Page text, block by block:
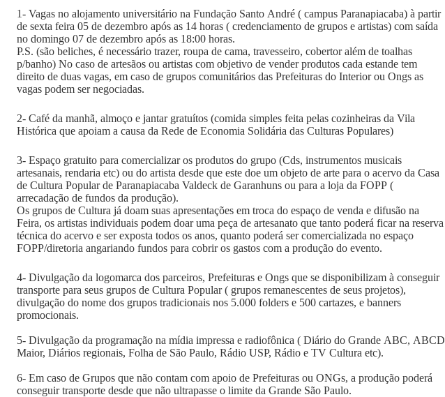
1- Vagas no alojamento universitário na Fundação Santo André ( campus Paranapiacaba) à partir
de sexta feira 05 de dezembro após as 14 horas ( credenciamento de grupos e artistas) com saída
no domingo 07 de dezembro após as 18:00 horas.
P.S. (são beliches, é necessário trazer, roupa de cama, travesseiro, cobertor além de toalhas
p/banho) No caso de artesãos ou artistas com objetivo de vender produtos cada estande tem
direito de duas vagas, em caso de grupos comunitários das Prefeituras do Interior ou Ongs as
vagas podem ser negociadas.
2- Café da manhã, almoço e jantar gratuítos (comida simples feita pelas cozinheiras da Vila
Histórica que apoiam a causa da Rede de Economia Solidária das Culturas Populares)
3- Espaço gratuito para comercializar os produtos do grupo (Cds, instrumentos musicais
artesanais, rendaria etc) ou do artista desde que este doe um objeto de arte para o acervo da Casa
de Cultura Popular de Paranapiacaba Valdeck de Garanhuns ou para a loja da FOPP (
arrecadação de fundos da produção).
Os grupos de Cultura já doam suas apresentações em troca do espaço de venda e difusão na
Feira, os artistas individuais podem doar uma peça de artesanato que tanto poderá ficar na reserva
técnica do acervo e ser exposta todos os anos, quanto poderá ser comercializada no espaço
FOPP/diretoria angariando fundos para cobrir os gastos com a produção do evento.
4- Divulgação da logomarca dos parceiros, Prefeituras e Ongs que se disponibilizam à conseguir
transporte para seus grupos de Cultura Popular ( grupos remanescentes de seus projetos),
divulgação do nome dos grupos tradicionais nos 5.000 folders e 500 cartazes, e banners
promocionais.
5- Divulgação da programação na mídia impressa e radiofônica ( Diário do Grande ABC, ABCD
Maior, Diários regionais, Folha de São Paulo, Rádio USP, Rádio e TV Cultura etc).
6- Em caso de Grupos que não contam com apoio de Prefeituras ou ONGs, a produção poderá
conseguir transporte desde que não ultrapasse o limite da Grande São Paulo.